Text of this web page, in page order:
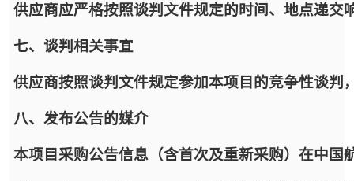
供应商应严格按照谈判文件规定的时间、地点递交
七、谈判相关事宜
供应商按照谈判文件规定参加本项目的竞争性谈判
八、发布公告的媒介
本项目采购公告信息（含首次及重新采购）在中国